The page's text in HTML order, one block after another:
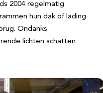
2004 regelmatig
hun dak of lading
Ondanks
lichten schatten